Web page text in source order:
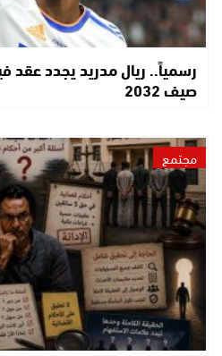
رسمياً.. ريال مدريد يجدد عقد
صيف 2032
مجتمع